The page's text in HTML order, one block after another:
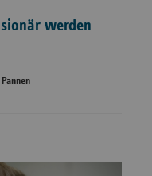
werden